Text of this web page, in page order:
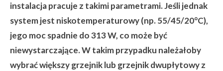
instalacja pracuje z takimi parametrami. Jeśli jednak
system jest niskotemperaturowy (np. 55/45/20°C),
jego moc spadnie do 313 W, co może być
niewystarczające. W takim przypadku należałoby
wybrać większy grzejnik lub grzejnik dwupłytowy z